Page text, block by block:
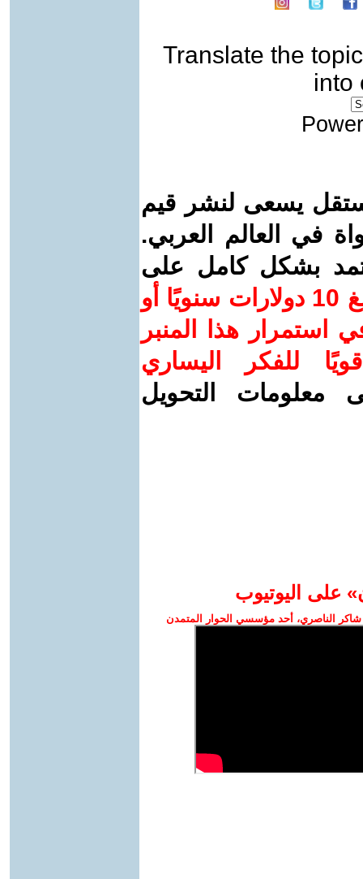
Translate the topic
into
يسعى لنشر قيم
في العالم العربي.
بشكل كامل على
ساهم/ي معنا! بدعمكم بمبلغ 10 دولارات سنويًا أو
استمرار هذا المنبر
للفكر اليساري
معلومات التحويل
على اليوتيوب
الناصري، أحد مؤسسي الحوار المتمدن